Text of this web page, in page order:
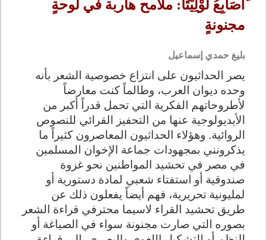
َأَصَابِعُ لُوْلِيْتَا: ملامح هاربة في لوحةٍ
مجنونةٍ
بليغ حمدي إسماعيل
يصر الحداثيون على انتزاع خصوصية الشعر بأنه
وحده ديوان العرب، وطالماً كنت معارضاً
لأطروحاتهم الفكرية التي تحمل قدراً أكبر من
الأيديولوجية عنها من التحفيز القرائي للنصوص
الروائية. وهؤلاء الحداثيون المعاصرون كثيراً ما
يذكرونني بمجهودات جماعة الإخوان المسلمين
في مصر في تحشيد المواطنين نحو غزوة
صندوقية أو استفتاء شعبي لمادة دستورية أو
لمليونية تحريرية، فهم أيضاً يفعلون ذلك عن
طريق تحشيد القراء لاسيما محترفي قراءة الشعر
بصوره التي صارت مجنونة سواء في الصياغة أو